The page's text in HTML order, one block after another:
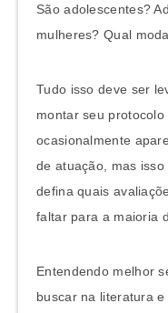
São adolescentes?
mulheres? Qual
Tudo isso deve ser
montar seu
ocasionalmente
de atuação, mas
defina quais
faltar para a maioria
Entendendo melhor
buscar na literatura